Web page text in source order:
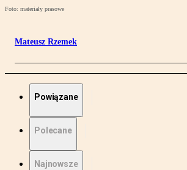
Foto: materiały prasowe
Mateusz Rzemek
Powiązane
Polecane
Najnowsze